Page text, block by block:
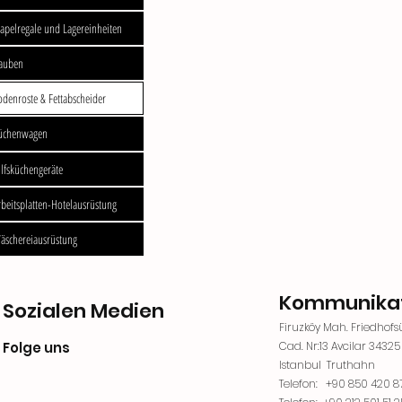
und Lagereinheiten
& Fettabscheider
Hotelausrüstung
Sozialen Medien
Folge uns
Firuzköy Mah.
Cad. Nr:13 Avcilar 34325
Istanbul Truthahn
Telefon: +90 850 420